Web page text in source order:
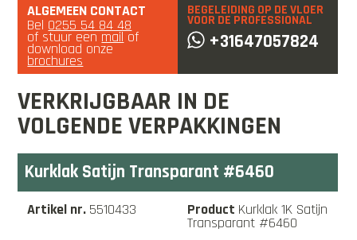
ALGEMEEN CONTACT
Bel 0255 54 84 48
of stuur eenmailof
download onze
brochures
BEGELEIDING OP DE VLOER
VOOR DE PROFESSIONAL
+31647057824
VERKRIJGBAAR IN DE
VOLGENDE VERPAKKINGEN
Kurklak Satijn Transparant #6460
5510433 Kurklak 1K Satijn
Transparant #6460